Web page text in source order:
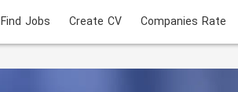
Find Jobs Create CV Companies Rate